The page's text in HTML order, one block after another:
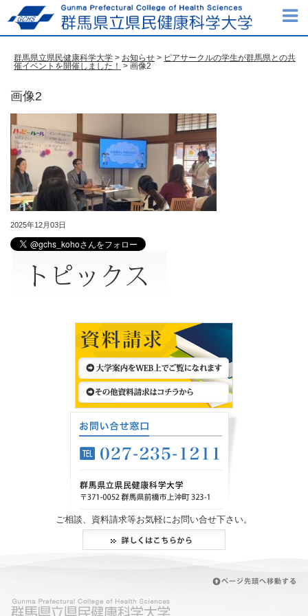
群馬県立県民健康科学大学 > お知らせ > ピアサークルの学生が群馬県との共
催イベントを開催しました！ > 画像2
画像2
2025年12月03日
ご相談、資料請求等お気軽にお問い合せ下さい。